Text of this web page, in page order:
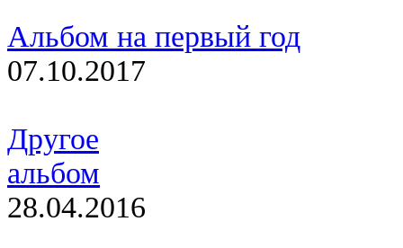
Альбом на первый год
07.10.2017
Другое
альбом
28.04.2016